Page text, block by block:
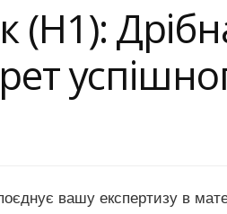
(H1):
вашу експертизу в